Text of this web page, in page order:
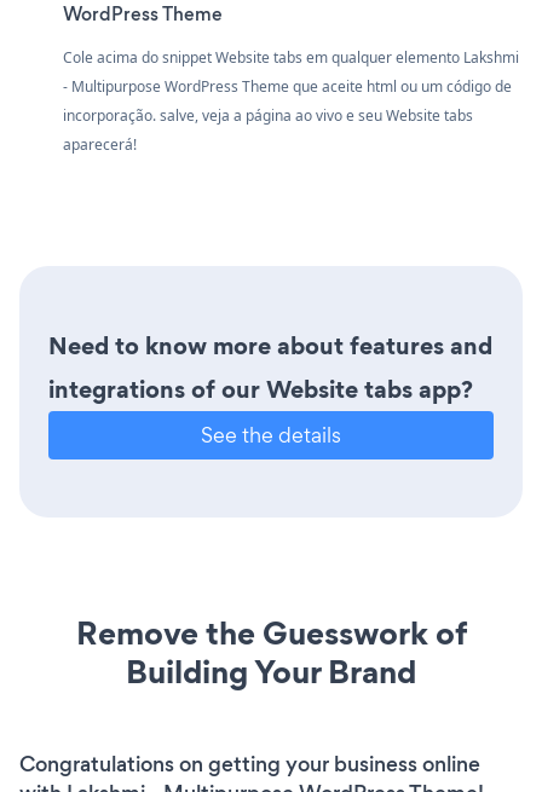
WordPress Theme
Cole acima do snippet Website tabs em qualquer elemento Lakshmi
- Multipurpose WordPress Theme que aceite html ou um código de
incorporação. salve, veja a página ao vivo e seu Website tabs
aparecerá!
Need to know more about features and
integrations of our Website tabs app?
See the details
Remove the Guesswork of
Building Your Brand
Congratulations on getting your business online